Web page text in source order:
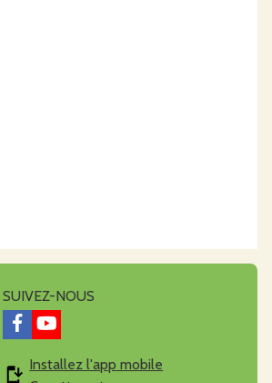
SUIVEZ-NOUS
Installez l'app mobile